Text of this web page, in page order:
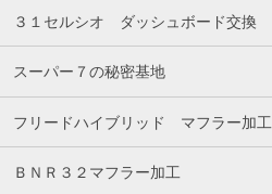
３１セルシオ ダッシュボード交換
スーパー７の秘密基地
フリードハイブリッド マフラー加工
ＢＮＲ３２マフラー加工